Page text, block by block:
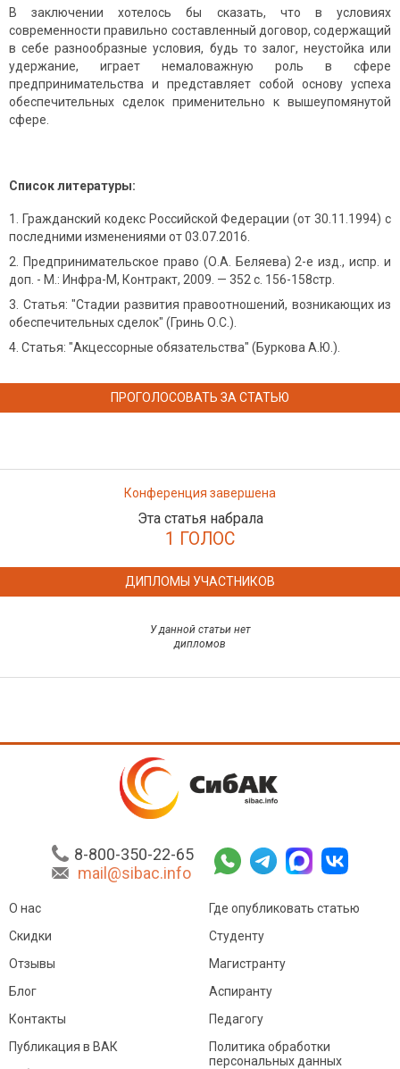
В заключении хотелось бы сказать, что в условиях
современности правильно составленный договор, содержащий
в себе разнообразные условия, будь то залог, неустойка или
удержание, играет немаловажную роль в сфере
предпринимательства и представляет собой основу успеха
обеспечительных сделок применительно к вышеупомянутой
сфере.
Список литературы:
Гражданский кодекс Российской Федерации (от 30.11.1994) с
последними изменениями от 03.07.2016.
Предпринимательское право (О.А. Беляева) 2-е изд., испр. и
доп. - М.: Инфра-М, Контракт, 2009. — 352 с. 156-158стр.
Статья: "Стадии развития правоотношений, возникающих из
обеспечительных сделок" (Гринь О.С.).
Статья: "Акцессорные обязательства" (Буркова А.Ю.).
ПРОГОЛОСОВАТЬ ЗА СТАТЬЮ
Конференция завершена
Эта статья набрала
1 ГОЛОС
ДИПЛОМЫ УЧАСТНИКОВ
У данной статьи нет
дипломов
8-800-350-22-65
mail@sibac.info
О нас
Скидки
Отзывы
Блог
Контакты
Где опубликовать статью
Студенту
Магистранту
Аспиранту
Педагогу
Публикация в ВАК
Политика обработки
персональных данных